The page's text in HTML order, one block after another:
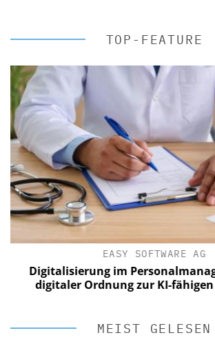
TOP-FEATURE
EASY SOFTWARE AG
Digitalisierung im
digitaler Ordnung zur KI-
MEIST GELESEN